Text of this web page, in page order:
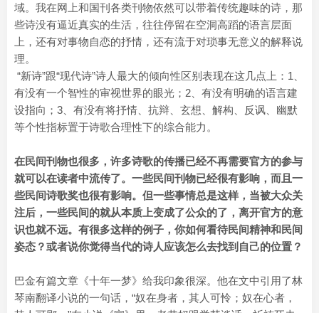
域。我在网上和国刊各类刊物依然可以带着传统趣味的诗，那
些诗没有逼近真实的生活，往往停留在空洞高蹈的语言层面
上，还有对事物自恋的抒情，还有流于对琐事无意义的解释说
理。
“新诗”跟“现代诗”诗人最大的倾向性区别表现在这几点上：1、
有没有一个智性的审视世界的眼光；2、有没有明确的语言建
设指向；3、有没有将抒情、抗辩、玄想、解构、反讽、幽默
等个性指标置于诗歌合理性下的综合能力。
在民间刊物也很多，许多诗歌的传播已经不再需要官方的参与
就可以在读者中流传了。一些民间刊物已经很有影响，而且一
些民间诗歌奖也很有影响。但一些事情总是这样，当被大众关
注后，一些民间的就从本质上变成了公众的了，离开官方的意
识也就不远。有很多这样的例子，你如何看待民间精神和民间
姿态？或者说你觉得当代的诗人应该怎么去找到自己的位置？
巴金有篇文章《十年一梦》给我印象很深。他在文中引用了林
琴南翻译小说的一句话，“奴在身者，其人可怜；奴在心者，